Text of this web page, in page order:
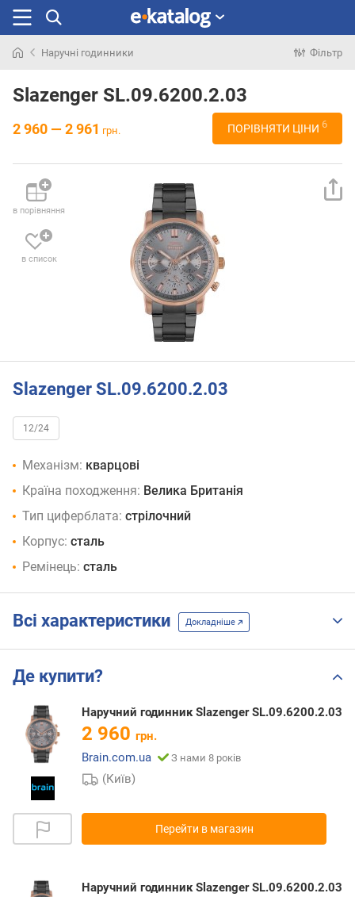
раніше
Наручні годинники Фільтр
Slazenger SL.09.6200.2.03
2 960 — 2 961 грн. ПОРІВНЯТИ ЦІНИ 6
в порівняння
в список
Slazenger SL.09.6200.2.03
12/24
Механізм: кварцові
Країна походження: Велика Британія
Тип циферблата: стрілочний
Корпус: сталь
Ремінець: сталь
Всі характеристики Докладніше
Де купити?
Наручний годинник Slazenger SL.09.6200.2.03
2 960 грн.
Brain.com.ua
З нами 8 років
(Київ)
Перейти в магазин
Наручний годинник Slazenger SL.09.6200.2.03